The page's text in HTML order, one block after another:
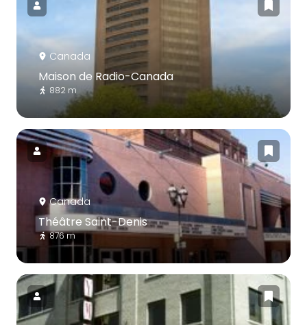
Canada
Maison de Radio-Canada
882 m
Canada
Théâtre Saint-Denis
876 m